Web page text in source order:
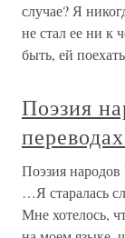
случае? Я
не стал ее ни к
быть, ей
Поэзия
Поэзия
…Я старалась
Мне хотелось,